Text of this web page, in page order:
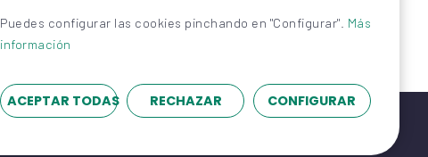
Puedes configurar las cookies pinchando en "Configurar". Más
información
ACEPTAR TODAS RECHAZAR CONFIGURAR